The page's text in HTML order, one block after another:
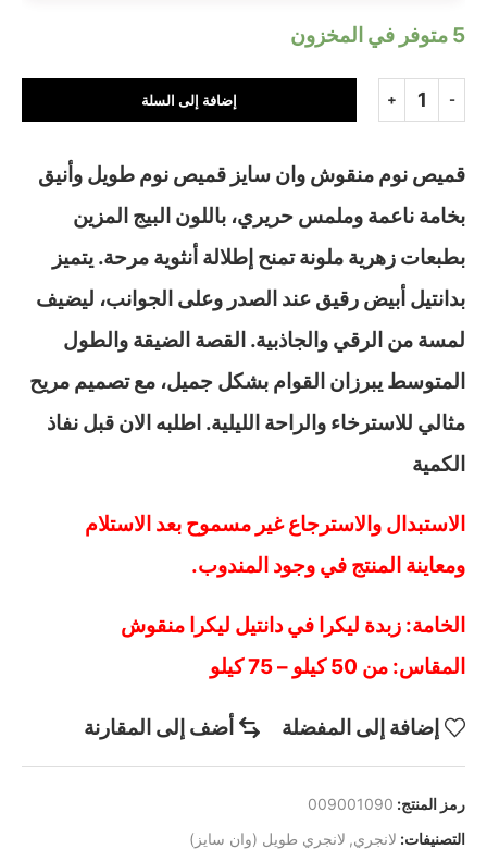
5 متوفر في المخزون
إضافة إلى السلة
قميص نوم منقوش وان سايز قميص نوم طويل وأنيق
بخامة ناعمة وملمس حريري، باللون البيج المزين
بطبعات زهرية ملونة تمنح إطلالة أنثوية مرحة. يتميز
بدانتيل أبيض رقيق عند الصدر وعلى الجوانب، ليضيف
لمسة من الرقي والجاذبية. القصة الضيقة والطول
المتوسط يبرزان القوام بشكل جميل، مع تصميم مريح
مثالي للاسترخاء والراحة الليلية. اطلبه الان قبل نفاذ
الكمية
الاستبدال والاسترجاع غير مسموح بعد الاستلام
ومعاينة المنتج في وجود المندوب.
الخامة: زبدة ليكرا في دانتيل ليكرا منقوش
المقاس: من 50 كيلو – 75 كيلو
إضافة إلى المفضلة أضف إلى المقارنة
رمز المنتج: 009001090
التصنيفات: لانجري, لانجري طويل (وان سايز)